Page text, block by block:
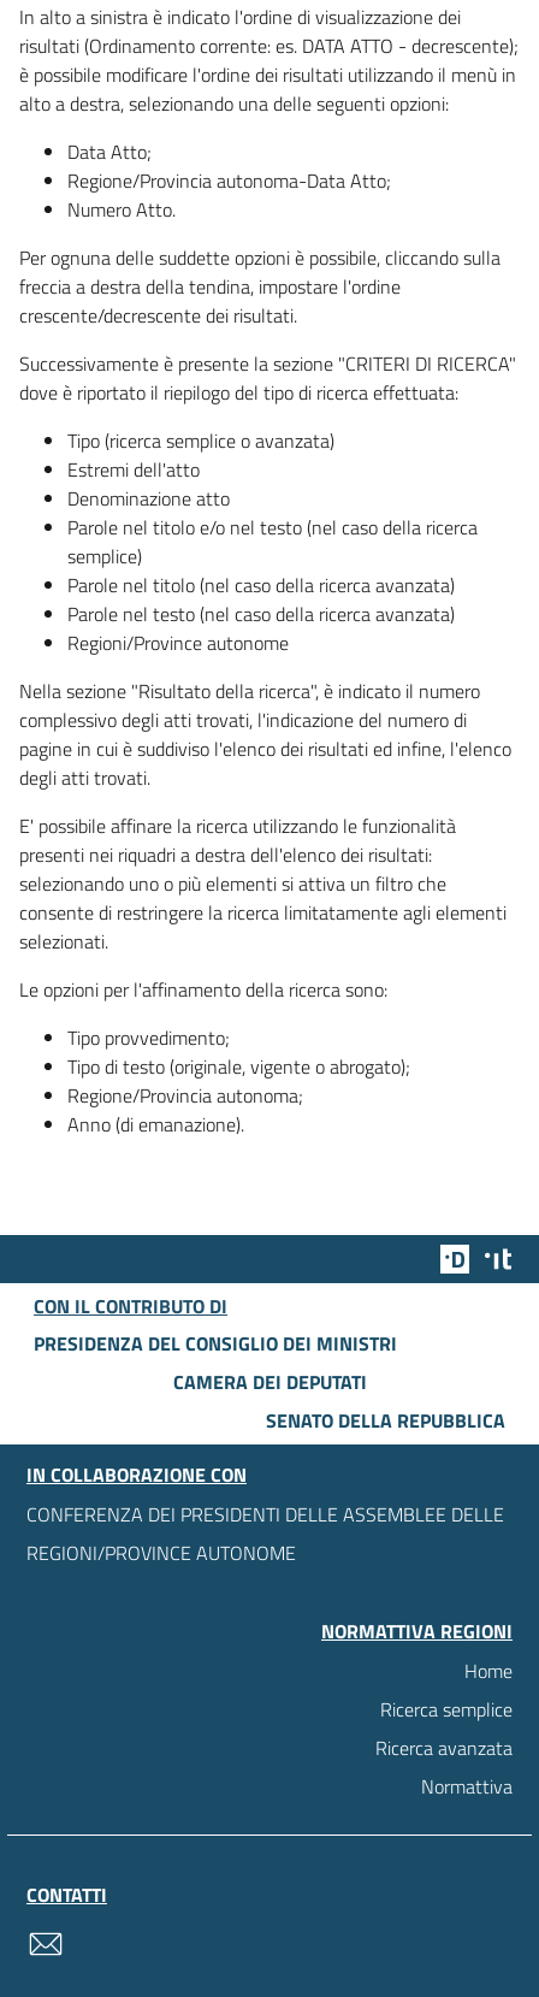
In alto a sinistra è indicato l'ordine di visualizzazione dei
risultati (Ordinamento corrente: es. DATA ATTO - decrescente);
è possibile modificare l'ordine dei risultati utilizzando il menù in
alto a destra, selezionando una delle seguenti opzioni:
Data Atto;
Regione/Provincia autonoma-Data Atto;
Numero Atto.
Per ognuna delle suddette opzioni è possibile, cliccando sulla
freccia a destra della tendina, impostare l'ordine
crescente/decrescente dei risultati.
Successivamente è presente la sezione "CRITERI DI RICERCA"
dove è riportato il riepilogo del tipo di ricerca effettuata:
Tipo (ricerca semplice o avanzata)
Estremi dell'atto
Denominazione atto
Parole nel titolo e/o nel testo (nel caso della ricerca
semplice)
Parole nel titolo (nel caso della ricerca avanzata)
Parole nel testo (nel caso della ricerca avanzata)
Regioni/Province autonome
Nella sezione "Risultato della ricerca", è indicato il numero
complessivo degli atti trovati, l'indicazione del numero di
pagine in cui è suddiviso l'elenco dei risultati ed infine, l'elenco
degli atti trovati.
E' possibile affinare la ricerca utilizzando le funzionalità
presenti nei riquadri a destra dell'elenco dei risultati:
selezionando uno o più elementi si attiva un filtro che
consente di restringere la ricerca limitatamente agli elementi
selezionati.
Le opzioni per l'affinamento della ricerca sono:
Tipo provvedimento;
Tipo di testo (originale, vigente o abrogato);
Regione/Provincia autonoma;
Anno (di emanazione).
Team
CON IL CONTRIBUTO DI
PRESIDENZA DEL CONSIGLIO DEI MINISTRI
CAMERA DEI DEPUTATI
SENATO DELLA REPUBBLICA
IN COLLABORAZIONE CON
CONFERENZA DEI PRESIDENTI DELLE ASSEMBLEE DELLE
REGIONI/PROVINCE AUTONOME
NORMATTIVA REGIONI
Home
Ricerca semplice
Ricerca avanzata
Normattiva
CONTATTI